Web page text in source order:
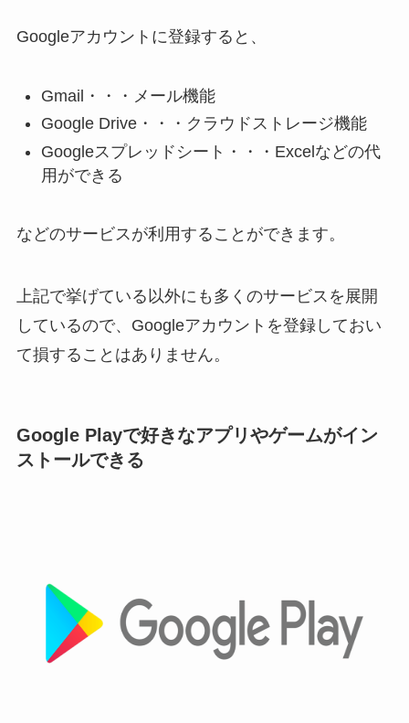
Googleアカウントに登録すると、
Gmail・・・メール機能
Google Drive・・・クラウドストレージ機能
Googleスプレッドシート・・・Excelなどの代
用ができる
などのサービスが利用することができます。
上記で挙げている以外にも多くのサービスを展開
しているので、Googleアカウントを登録しておい
て損することはありません。
Google Playで好きなアプリやゲームがイン
ストールできる